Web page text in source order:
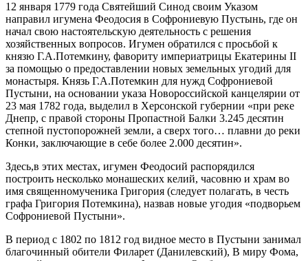
12 января 1779 года Святейший Синод своим Указом
направил игумена Феодосия в Софрониевую Пустынь, где он
начал свою настоятельскую деятельность с решения
хозяйственных вопросов. Игумен обратился с просьбой к
князю Г.А.Потемкину, фавориту империатрицы Екатерины II
за помощью о предоставлении новых земельных угодий для
монастыря. Князь Г.А.Потемкин для нужд Софрониевой
Пустыни, на основании указа Новороссийской канцелярии от
23 мая 1782 года, выделил в Херсонской губернии «при реке
Днепр, с правой стороны Пропастной Балки 3.245 десятин
степной пустопорожней земли, а сверх того… плавни до реки
Конки, заключающие в себе более 2.000 десятин».
Здесь,в этих местах, игумен Феодосий распорядился
построить несколько монашеских келий, часовню и храм во
имя священномученика Григория (следует полагать, в честь
графа Григория Потемкина), назвав новые угодия «подворьем
Софрониевой Пустыни».
В период с 1802 по 1812 год видное место в Пустыни занимал
благочинный обители Филарет (Данилевский), В миру Фома,